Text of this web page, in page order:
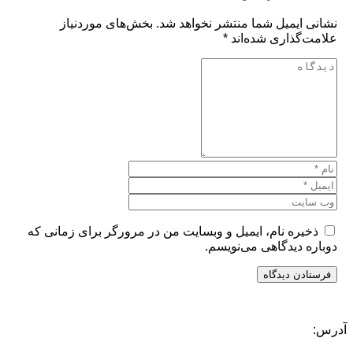
نشانی ایمیل شما منتشر نخواهد شد. بخش‌های موردنیاز
علامت‌گذاری شده‌اند *
ذخیره نام، ایمیل و وبسایت من در مرورگر برای زمانی که
دوباره دیدگاهی می‌نویسم.